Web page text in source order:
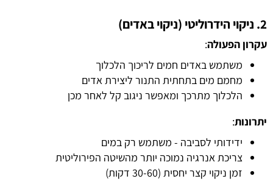
2. ניקוי הידרוליטי (ניקוי באדים)
עקרון הפעולה:
משתמש באדים חמים לריכוך הלכלוך
מחמם מים בתחתית התנור ליצירת אדים
הלכלוך מתרכך ומאפשר ניגוב קל לאחר מכן
יתרונות:
ידידותי לסביבה - משתמש רק במים
צריכת אנרגיה נמוכה יותר מהשיטה הפירוליטית
זמן ניקוי קצר יחסית (30-60 דקות)